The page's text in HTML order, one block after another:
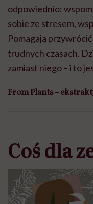
odpowiednio:
sobie ze stresem,
Pomagają
trudnych czasach.
zamiast niego – i to
From Plants –
Coś dla